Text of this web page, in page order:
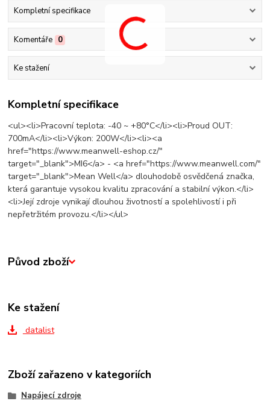
Kompletní specifikace
Komentáře 0
Ke stažení
Kompletní specifikace
<ul><li>Pracovní teplota: -40 ~ +80°C</li><li>Proud OUT:
700mA</li><li>Výkon: 200W</li><li><a
href="https://www.meanwell-eshop.cz/"
target="_blank">MI6</a> - <a href="https://www.meanwell.com/"
target="_blank">Mean Well</a> dlouhodobě osvědčená značka,
která garantuje vysokou kvalitu zpracování a stabilní výkon.</li>
<li>Její zdroje vynikají dlouhou životností a spolehlivostí i při
nepřetržitém provozu.</li></ul>
Původ zboží
Ke stažení
datalist
Zboží zařazeno v kategoriích
Napájecí zdroje